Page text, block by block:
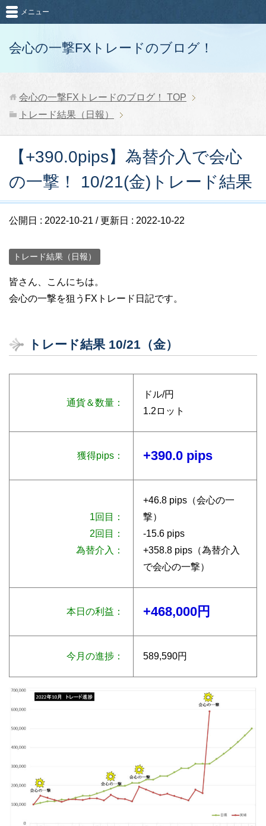
会心の一撃FXトレードのブログ！
メニュー
会心の一撃FXトレードのブログ！
TOP
トレード結果（日報）
【+390.0pips】為替介入で会心
の一撃！ 10/21(金)トレード結果
公開日 : 2022-10-21 / 更新日 : 2022-10-22
トレード結果（日報）
皆さん、こんにちは。
会心の一撃を狙うFXトレード日記です。
トレード結果 10/21（金）
通貨＆数量：
ドル/円
1.2ロット
獲得pips： +390.0 pips
1回目：
2回目：
為替介入：
+46.8 pips（会心の一
撃）
-15.6 pips
+358.8 pips（為替介入
で会心の一撃）
本日の利益： +468,000円
今月の進捗： 589,590円